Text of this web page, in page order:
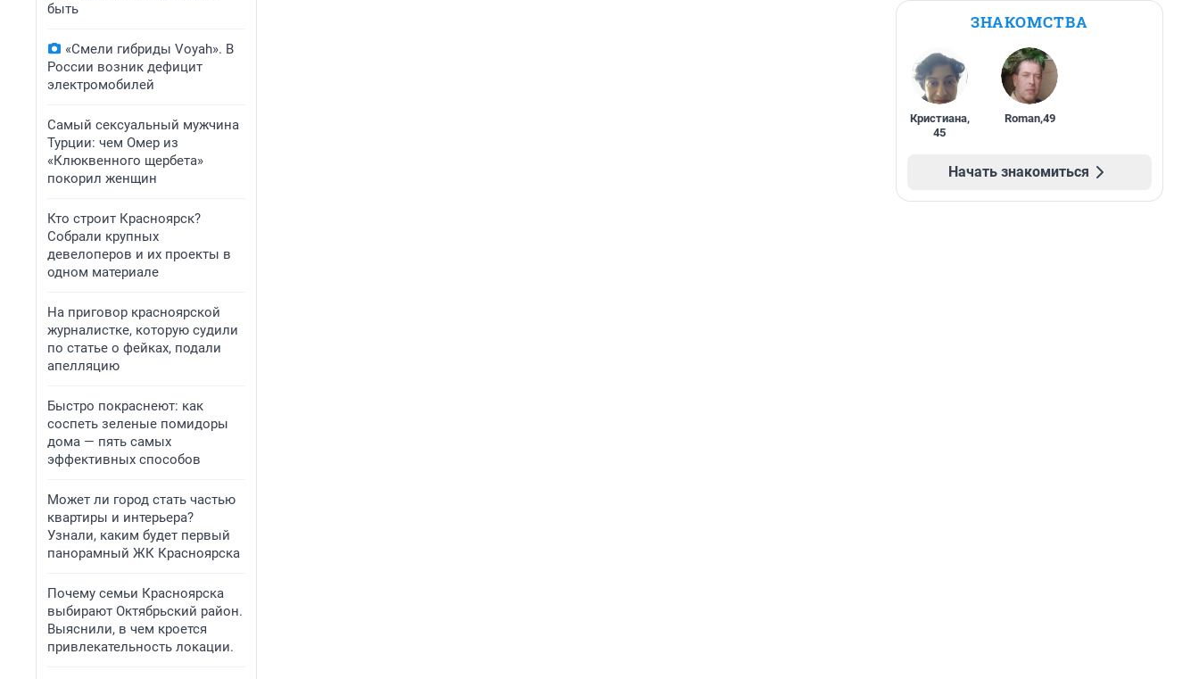
быть
«Смели гибриды Voyah». В
России возник дефицит
электромобилей
Самый сексуальный мужчина
Турции: чем Омер из
«Клюквенного щербета»
покорил женщин
Кто строит Красноярск?
Собрали крупных
девелоперов и их проекты в
одном материале
На приговор красноярской
журналистке, которую судили
по статье о фейках, подали
апелляцию
Быстро покраснеют: как
соспеть зеленые помидоры
дома — пять самых
эффективных способов
Может ли город стать частью
квартиры и интерьера?
Узнали, каким будет первый
панорамный ЖК Красноярска
Почему семьи Красноярска
выбирают Октябрьский район.
Выяснили, в чем кроется
привлекательность локации.
ЗНАКОМСТВА
Кристиана,
45
Roman,49
Начать знакомиться